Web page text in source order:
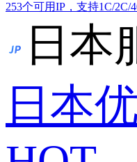
253个可用IP，支持1C/2C/
日本
日本